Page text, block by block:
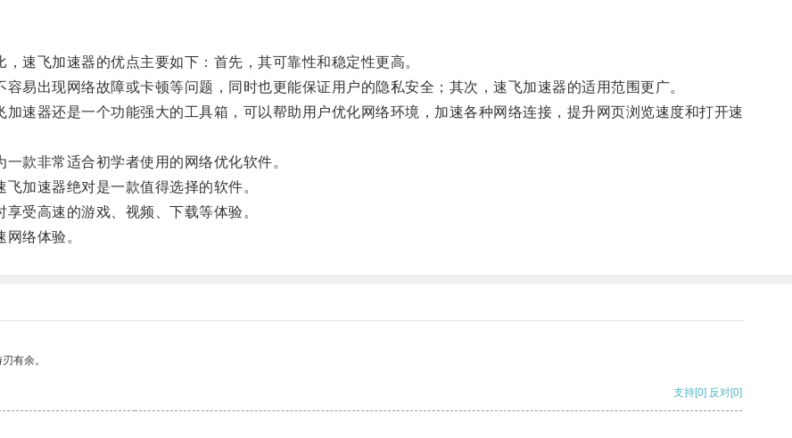
飞加速器的优点主要如下：首先，其可靠性和稳定性更高。
出现网络故障或卡顿等问题，同时也更能保证用户的隐私安全；其次，速飞加速器的适用范围更广。
器还是一个功能强大的工具箱，可以帮助用户优化网络环境，加速各种网络连接，提升网页浏览速度和打开速
款非常适合初学者使用的网络优化软件。
加速器绝对是一款值得选择的软件。
受高速的游戏、视频、下载等体验。
络体验。
有余。
支持[0] 反对[0]